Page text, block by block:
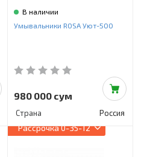
В наличии
Умывальники ROSA Уют-500
980 000 сум
Страна Россия
Рассрочка0-35-12